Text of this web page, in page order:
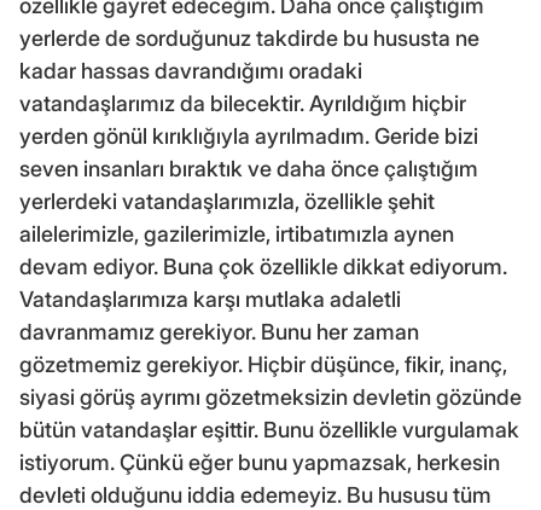
özellikle gayret edeceğim. Daha önce çalıştığım
yerlerde de sorduğunuz takdirde bu hususta ne
kadar hassas davrandığımı oradaki
vatandaşlarımız da bilecektir. Ayrıldığım hiçbir
yerden gönül kırıklığıyla ayrılmadım. Geride bizi
seven insanları bıraktık ve daha önce çalıştığım
yerlerdeki vatandaşlarımızla, özellikle şehit
ailelerimizle, gazilerimizle, irtibatımızla aynen
devam ediyor. Buna çok özellikle dikkat ediyorum.
Vatandaşlarımıza karşı mutlaka adaletli
davranmamız gerekiyor. Bunu her zaman
gözetmemiz gerekiyor. Hiçbir düşünce, fikir, inanç,
siyasi görüş ayrımı gözetmeksizin devletin gözünde
bütün vatandaşlar eşittir. Bunu özellikle vurgulamak
istiyorum. Çünkü eğer bunu yapmazsak, herkesin
devleti olduğunu iddia edemeyiz. Bu hususu tüm